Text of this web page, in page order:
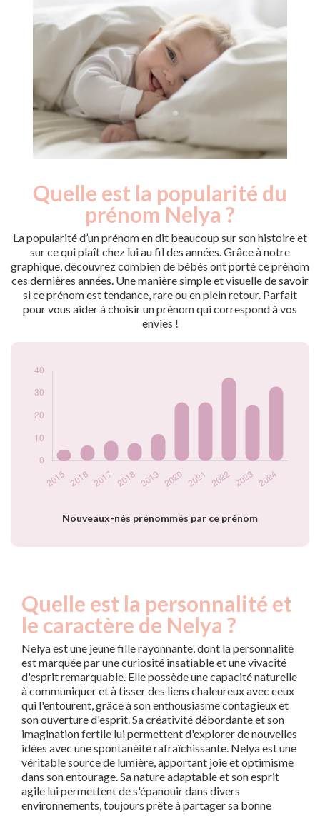
Quelle est la popularité du
prénom Nelya ?
La popularité d’un prénom en dit beaucoup sur son histoire et
sur ce qui plaît chez lui au fil des années. Grâce à notre
graphique, découvrez combien de bébés ont porté ce prénom
ces dernières années. Une manière simple et visuelle de savoir
si ce prénom est tendance, rare ou en plein retour. Parfait
pour vous aider à choisir un prénom qui correspond à vos
envies !
Nouveaux-nés prénommés par ce prénom
prénom Nelya par
année
Année
Nouveaux-
nés
2016
7
2017
9
2018
8
2019
12
2020
26
2021
26
Quelle est la personnalité et
le caractère de Nelya ?
Nelya est une jeune fille rayonnante, dont la personnalité
est marquée par une curiosité insatiable et une vivacité
d'esprit remarquable. Elle possède une capacité naturelle
à communiquer et à tisser des liens chaleureux avec ceux
qui l'entourent, grâce à son enthousiasme contagieux et
son ouverture d'esprit. Sa créativité débordante et son
imagination fertile lui permettent d'explorer de nouvelles
idées avec une spontanéité rafraîchissante. Nelya est une
véritable source de lumière, apportant joie et optimisme
dans son entourage. Sa nature adaptable et son esprit
agile lui permettent de s'épanouir dans divers
environnements, toujours prête à partager sa bonne